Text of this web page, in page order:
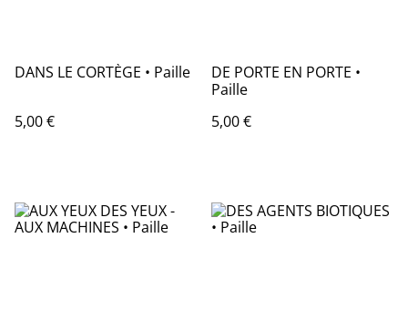
DANS LE CORTÈGE • Paille
5,00 €
DE PORTE EN PORTE •
Paille
5,00 €